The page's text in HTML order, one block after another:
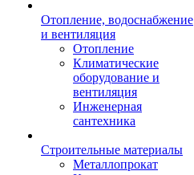
Отопление, водоснабжение
и вентиляция
Отопление
Климатические
оборудование и
вентиляция
Инженерная
сантехника
Строительные материалы
Металлопрокат